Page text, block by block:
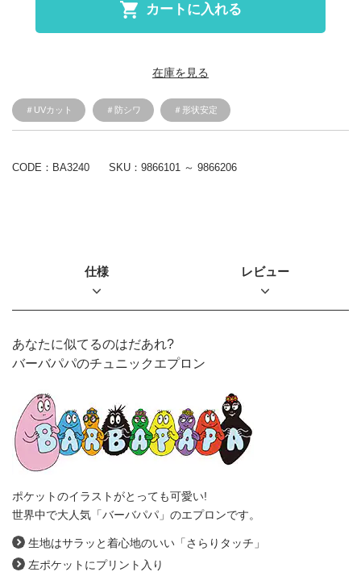
カートに入れる
在庫を見る
＃UVカット ＃防シワ ＃形状安定
CODE：BA3240 SKU： 9866101 ～ 9866206
仕様 レビュー
あなたに似てるのはだあれ?
バーバパパのチュニックエプロン
ポケットのイラストがとっても可愛い!
世界中で大人気「バーバパパ」のエプロンです。
生地はサラッと着心地のいい「さらりタッチ」
左ポケットにプリント入り